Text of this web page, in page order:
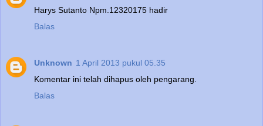
Harys Sutanto Npm.12320175 hadir
Balas
Unknown 1 April 2013 pukul 05.35
Komentar ini telah dihapus oleh pengarang.
Balas